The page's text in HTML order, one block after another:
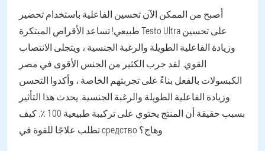
أصبح من الممكن الآن تحسين الفاعلية باستخدام تحضير
طبيعي! تساعد الأقراص المبتكرة Testo Ultra على تحسين
وزيادة الفاعلية الطويلة والرغبة الجنسية ، ويتجلى الانتصاب
القوي. لقد جرب الكثير من الجنس الأقوى في مصر
الكبسولات بالفعل بناءً على تجربتهم الخاصة ، وأكدوا التحسن
وزيادة الفاعلية الطويلة والرغبة الجنسية. يحدث هذا التأثير
بسبب حقيقة أن المنتج يحتوي على تركيبة طبيعية 100 ٪. كيف
تطلب علاجًا للقوة في средство وهاج؟